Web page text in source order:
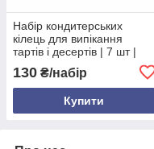
Набір кондитерських
кілець для випікання
тартів і десертів | 7 шт |
нержавіюча сталь 0,5 мм |
Ø 4–12 см | висота 3 см
130 ₴/набір
Купити